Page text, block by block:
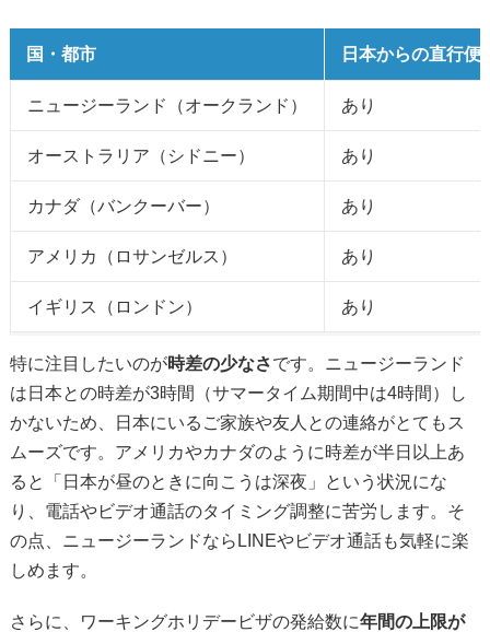
国・都市 日本からの直行便
ニュージーランド（オークランド） あり
オーストラリア（シドニー） あり
カナダ（バンクーバー） あり
アメリカ（ロサンゼルス） あり
イギリス（ロンドン） あり
特に注目したいのが時差の少なさです。ニュージーランド
は日本との時差が3時間（サマータイム期間中は4時間）し
かないため、日本にいるご家族や友人との連絡がとてもス
ムーズです。アメリカやカナダのように時差が半日以上あ
ると「日本が昼のときに向こうは深夜」という状況にな
り、電話やビデオ通話のタイミング調整に苦労します。そ
の点、ニュージーランドならLINEやビデオ通話も気軽に楽
しめます。
さらに、ワーキングホリデービザの発給数に年間の上限が